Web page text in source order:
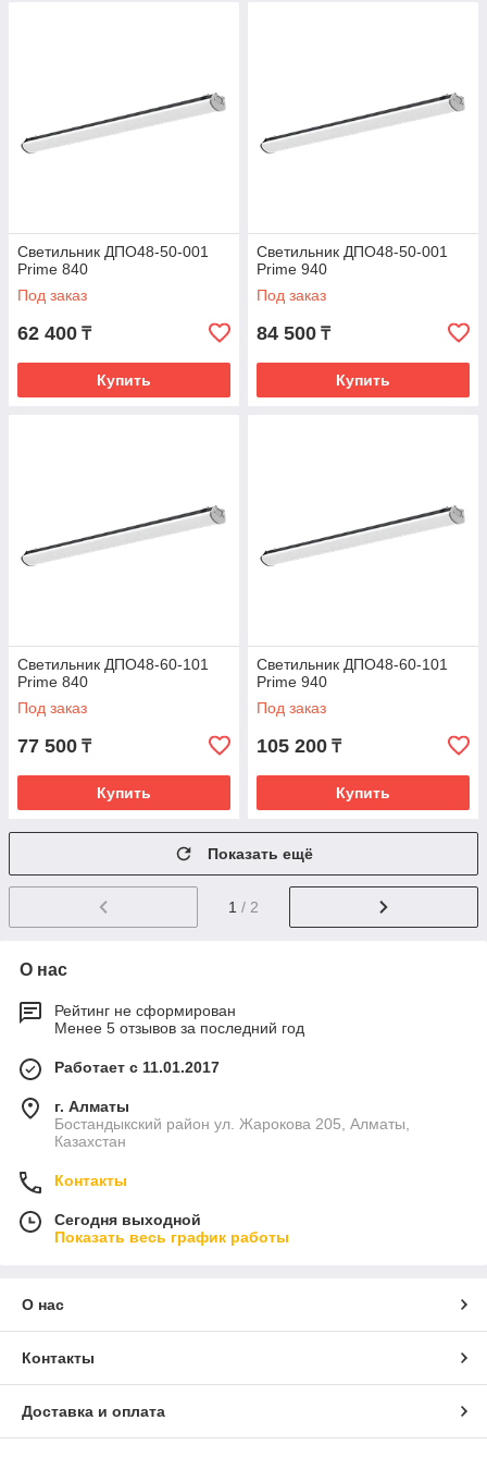
Светильник ДПО48-50-001
Prime 840
Под заказ
62 400 ₸
Купить
Светильник ДПО48-50-001
Prime 940
Под заказ
84 500 ₸
Купить
Светильник ДПО48-60-101
Prime 840
Под заказ
77 500 ₸
Купить
Светильник ДПО48-60-101
Prime 940
Под заказ
105 200 ₸
Купить
Показать ещё
1 / 2
О нас
Рейтинг не сформирован
Менее 5 отзывов за последний год
Работает с 11.01.2017
г. Алматы
Бостандыкский район ул. Жарокова 205, Алматы,
Казахстан
Контакты
Сегодня выходной
Показать весь график работы
О нас
Контакты
Доставка и оплата